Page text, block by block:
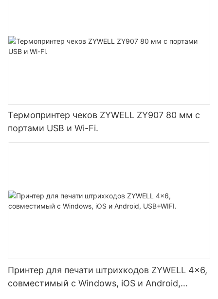
Термопринтер чеков ZYWELL ZY907 80 мм с
портами USB и Wi-Fi.
Принтер для печати штрихкодов ZYWELL 4x6,
совместимый с Windows, iOS и Android,